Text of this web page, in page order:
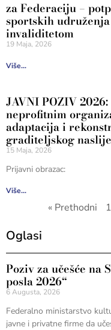
za Federaciju –
sportskih
invaliditetom
19 Maja, 2026
Više...
JAVNI POZIV
neprofitnim
adaptacija i
graditeljskog
15 Maja, 2026
Prijavni obrazac:
Više...
« Prethodni 1
Oglasi
Poziv za učešće na
posla 2026“
6 Augusta, 2026
Federalno ministarstvo
javne i privatne firme da